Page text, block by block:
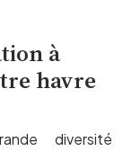
à
havre
diversité